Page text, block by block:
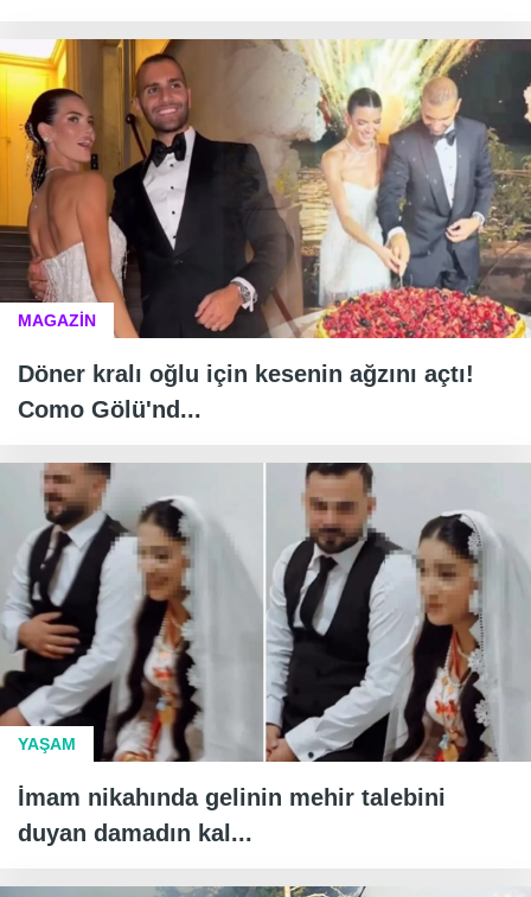
MAGAZİN
Döner kralı oğlu için kesenin ağzını açtı!
Como Gölü'nd...
YAŞAM
İmam nikahında gelinin mehir talebini
duyan damadın kal...